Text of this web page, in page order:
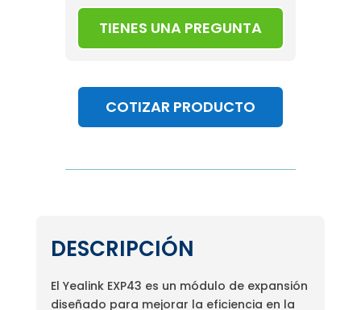
TIENES UNA PREGUNTA
COTIZAR PRODUCTO
DESCRIPCIÓN
El Yealink EXP43 es un módulo de expansión
diseñado para mejorar la eficiencia en la